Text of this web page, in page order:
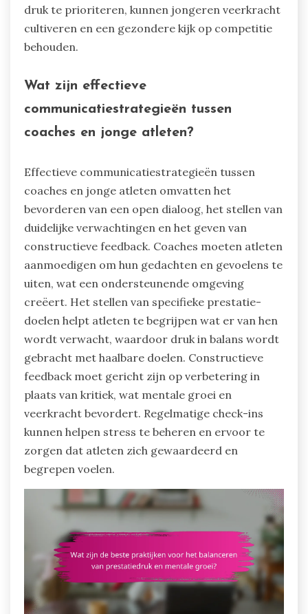
druk te prioriteren, kunnen jongeren veerkracht
cultiveren en een gezondere kijk op competitie
behouden.
Wat zijn effectieve
communicatiestrategieën tussen
coaches en jonge atleten?
Effectieve communicatiestrategieën tussen
coaches en jonge atleten omvatten het
bevorderen van een open dialoog, het stellen van
duidelijke verwachtingen en het geven van
constructieve feedback. Coaches moeten atleten
aanmoedigen om hun gedachten en gevoelens te
uiten, wat een ondersteunende omgeving
creëert. Het stellen van specifieke prestatie-
doelen helpt atleten te begrijpen wat er van hen
wordt verwacht, waardoor druk in balans wordt
gebracht met haalbare doelen. Constructieve
feedback moet gericht zijn op verbetering in
plaats van kritiek, wat mentale groei en
veerkracht bevordert. Regelmatige check-ins
kunnen helpen stress te beheren en ervoor te
zorgen dat atleten zich gewaardeerd en
begrepen voelen.